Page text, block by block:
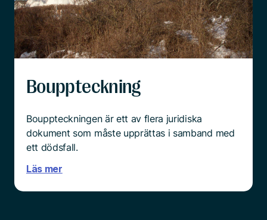
Bouppteckning
Bouppteckningen är ett av flera juridiska
dokument som måste upprättas i samband med
ett dödsfall.
Läs mer